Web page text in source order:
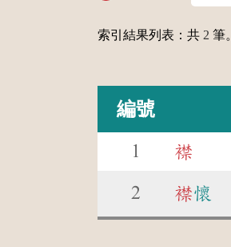
索引結果列表：共 2 筆。
編號
1 襟
2 襟懷